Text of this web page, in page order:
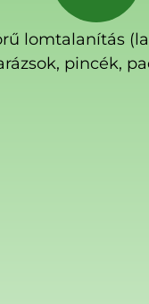
lomtalanítás
pincék,